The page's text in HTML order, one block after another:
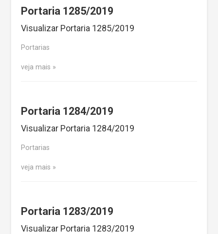
Portaria 1285/2019
Visualizar Portaria 1285/2019
Portarias
veja mais
Portaria 1284/2019
Visualizar Portaria 1284/2019
Portarias
veja mais
Portaria 1283/2019
Visualizar Portaria 1283/2019